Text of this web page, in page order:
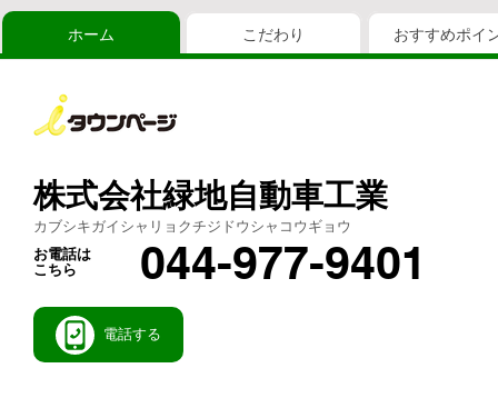
ホーム こだわり おすすめポイ
株式会社緑地自動車工業
カブシキガイシャリョクチジドウシャコウギョウ
お電話は
こちら
044-977-9401
電話する